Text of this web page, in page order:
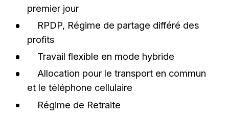
premier jour
RPDP, Régime de partage différé des
profits
Travail flexible en mode hybride
Allocation pour le transport en commun
et le téléphone cellulaire
Régime de Retraite